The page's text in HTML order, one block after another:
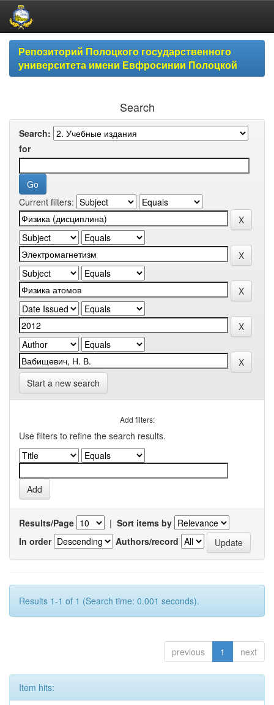
Skip
navigationРепозиторий Полоцкого государственного
университета имени Евфросинии Полоцкой
Search
Search:
for
Current filters:
Start a new search
Add filters:
Use filters to refine the search results.
Results/Page | Sort items by
In order
Authors/record
Results 1-1 of 1 (Search time: 0.001 seconds).
previous 1 next
Item hits: